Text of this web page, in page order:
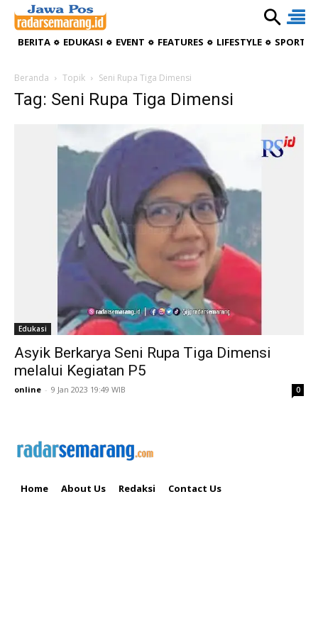
BERITA EDUKASI EVENT FEATURES LIFESTYLE
Beranda Topik Seni Rupa Tiga Dimensi
Tag: Seni Rupa Tiga Dimensi
Edukasi
Asyik Berkarya Seni Rupa Tiga Dimensi
melalui Kegiatan P5
online - 9 Jan 2023 19:49 WIB 0
Home About Us Redaksi Contact Us